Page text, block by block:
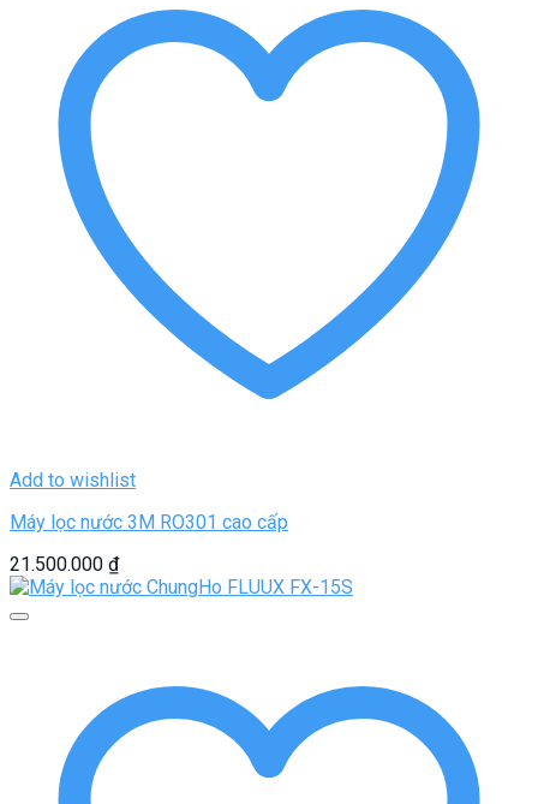
Add to wishlist
Máy lọc nước 3M RO301 cao cấp
21.500.000 ₫